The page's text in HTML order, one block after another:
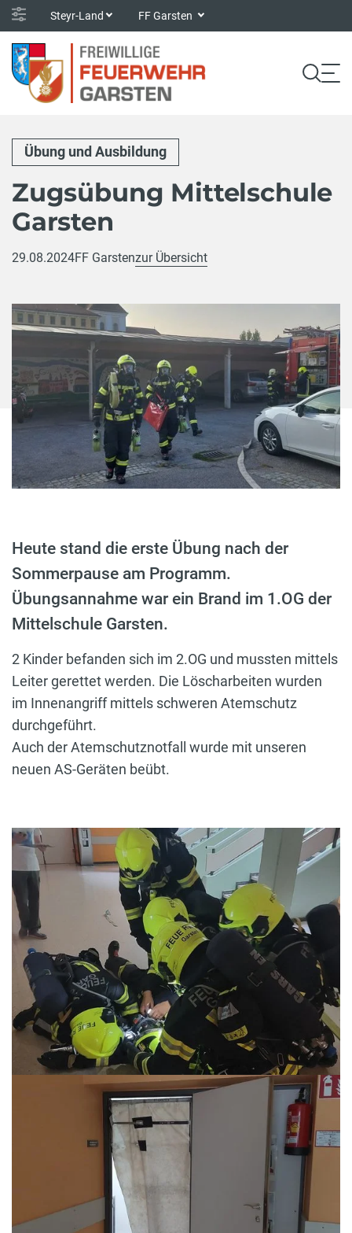
Steyr-Land FF Garsten
Übung und Ausbildung
Zugsübung Mittelschule
Garsten
29.08.2024FF Garstenzur Übersicht
Heute stand die erste Übung nach der
Sommerpause am Programm.
Übungsannahme war ein Brand im 1.OG der
Mittelschule Garsten.
2 Kinder befanden sich im 2.OG und mussten mittels
Leiter gerettet werden. Die Löscharbeiten wurden
im Innenangriff mittels schweren Atemschutz
durchgeführt.
Auch der Atemschutznotfall wurde mit unseren
neuen AS-Geräten beübt.